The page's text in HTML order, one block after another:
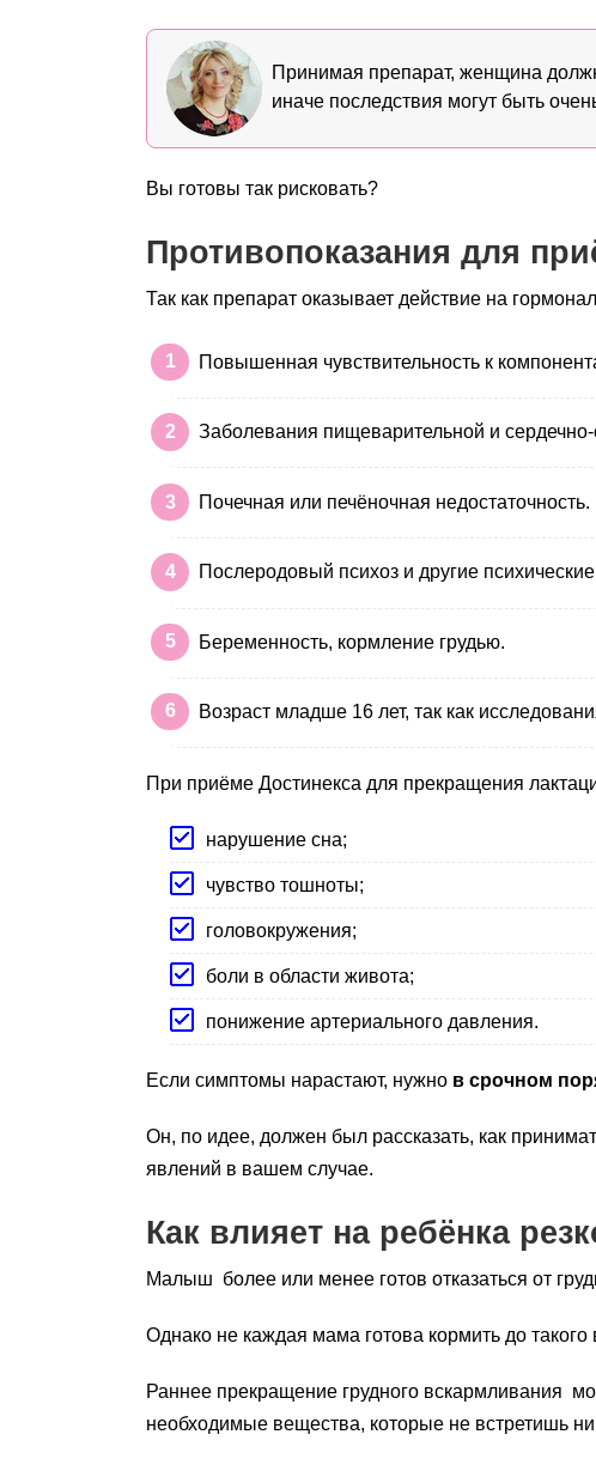
Принимая препарат, женщина
иначе последствия могут быть
Вы готовы так рисковать?
Противопоказания для
Так как препарат оказывает действие на
Повышенная чувствительность к
Заболевания пищеварительной и
Почечная или печёночная недостаточность.
Послеродовый психоз и другие
Беременность, кормление грудью.
Возраст младше 16 лет, так как
При приёме Достинекса для прекращения
нарушение сна;
чувство тошноты;
головокружения;
боли в области живота;
понижение артериального давления.
Если симптомы нарастают, нужно в срочном
Он, по идее, должен был рассказать, как
явлений в вашем случае.
Как влияет на ребёнка
Малыш более или менее готов отказаться от
Однако не каждая мама готова кормить до
Раннее прекращение грудного вскармливания
необходимые вещества, которые не встретишь